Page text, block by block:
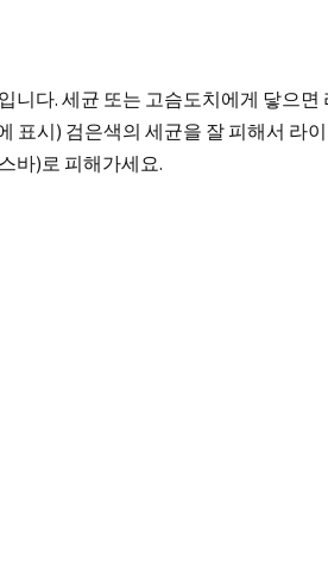
니다. 세균 또는 고슴도치에게 닿으
표시) 검은색의 세균을 잘 피해서 라
바)로 피해가세요.